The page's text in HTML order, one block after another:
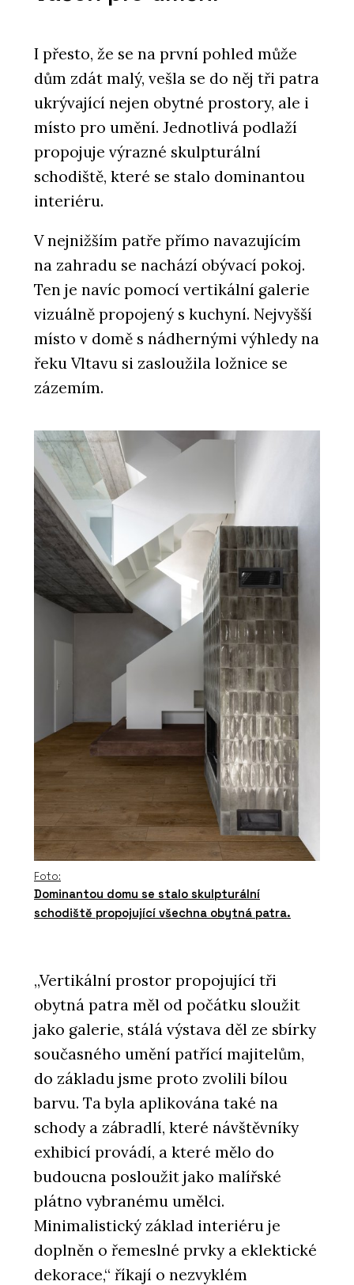
I přesto, že se na první pohled může
dům zdát malý, vešla se do něj tři patra
ukrývající nejen obytné prostory, ale i
místo pro umění. Jednotlivá podlaží
propojuje výrazné skulpturální
schodiště, které se stalo dominantou
interiéru.
V nejnižším patře přímo navazujícím
na zahradu se nachází obývací pokoj.
Ten je navíc pomocí vertikální galerie
vizuálně propojený s kuchyní. Nejvyšší
místo v domě s nádhernými výhledy na
řeku Vltavu si zasloužila ložnice se
zázemím.
Foto:
Dominantou domu se stalo skulpturální
schodiště propojující všechna obytná patra.
„Vertikální prostor propojující tři
obytná patra měl od počátku sloužit
jako galerie, stálá výstava děl ze sbírky
současného umění patřící majitelům,
do základu jsme proto zvolili bílou
barvu. Ta byla aplikována také na
schody a zábradlí, které návštěvníky
exhibicí provádí, a které mělo do
budoucna posloužit jako malířské
plátno vybranému umělci.
Minimalistický základ interiéru je
doplněn o řemeslné prvky a eklektické
dekorace,“ říkají o nezvyklém